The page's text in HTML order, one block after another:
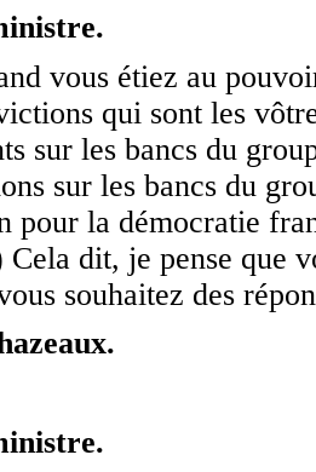
vous étiez au
qui sont les
sur les bancs du
sur les bancs du
pour la démocratie
Cela dit, je pense que
souhaitez des